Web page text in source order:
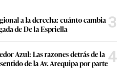
a la derecha: cuánto cambia
de De la Espriella
3
Azul: Las razones detrás de la
de la Av. Arequipa por parte4